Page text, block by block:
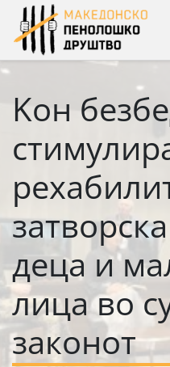
Skip
content
Kон
деца и
лица во
законот